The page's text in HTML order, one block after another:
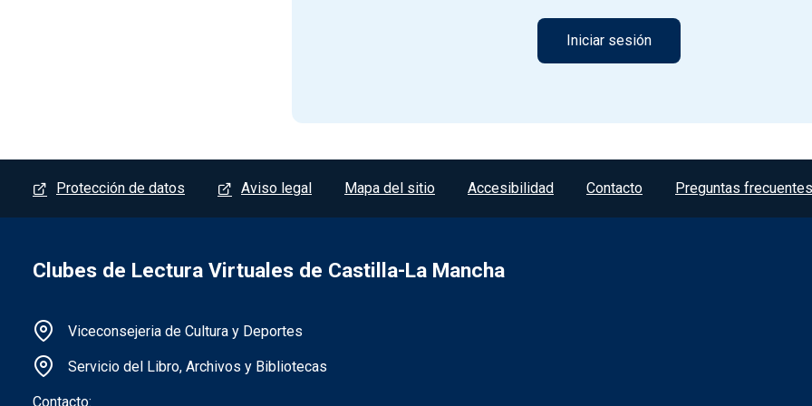
Menú del pie
Protección de datos Aviso legal Mapa del sitio Accesibilidad Contacto Preguntas frecuentes
Clubes de Lectura Virtuales de Castilla-La Mancha
Información de la institución
Viceconsejeria de Cultura y Deportes
Servicio del Libro, Archivos y Bibliotecas
Contacto: